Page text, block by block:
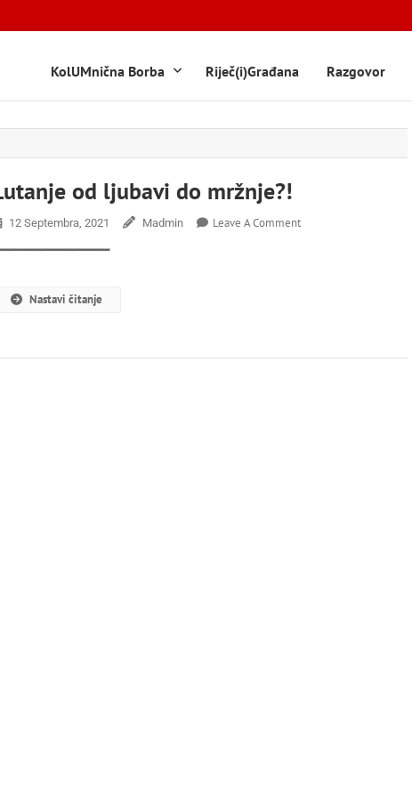
KolUMnična Borba Riječ(i)Građana Razgovor
od ljubavi do mržnje?!
12 Septembra, 2021 Madmin Leave A CommentOn
Nastavi čitanje